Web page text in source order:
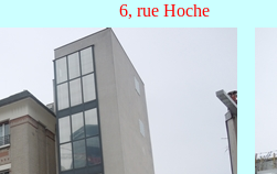
6, rue Hoche